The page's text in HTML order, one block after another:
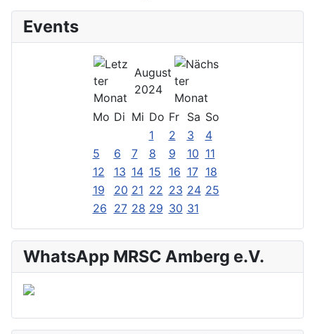
Events
August
2024
Mo Di Mi Do Fr Sa So
1
2 3
4
5
6 7 8 9 10 11
12
13 14 15 16 17 18
19
20 21 22 23 24 25
26 27 28 29 30 31
WhatsApp MRSC Amberg e.V.